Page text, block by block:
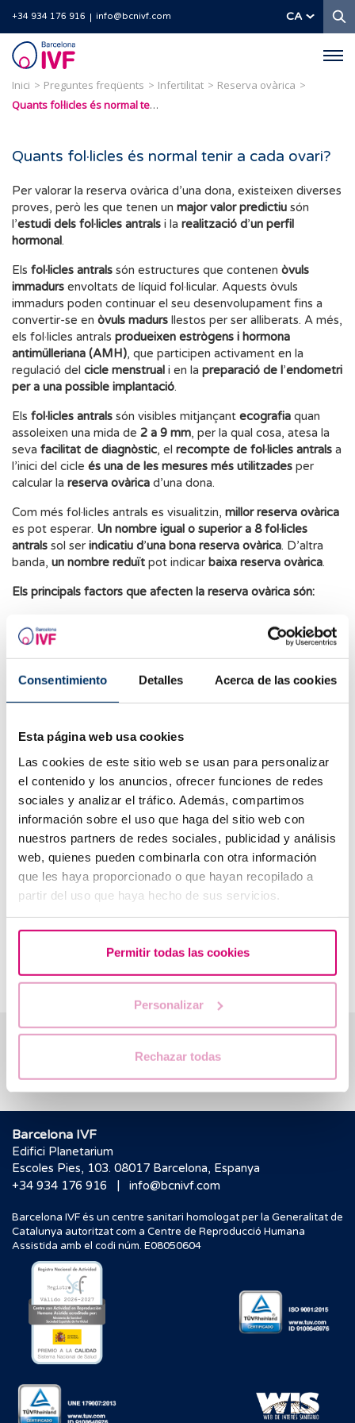
Consentimiento Detalles Acerca de las cookies
Esta página web usa cookies
Las cookies de este sitio web se usan para personalizar
el contenido y los anuncios, ofrecer funciones de redes
sociales y analizar el tráfico. Además, compartimos
información sobre el uso que haga del sitio web con
nuestros partners de redes sociales, publicidad y análisis
web, quienes pueden combinarla con otra información
que les haya proporcionado o que hayan recopilado a
partir del uso que haya hecho de sus servicios.
Permitir todas las cookies
Personalizar
Rechazar todas
+34 934 176 916 info@bcnivf.com CA
Barcelona
IVF
Inici Preguntes freqüents Infertilitat
Reserva ovàrica
Quants fol·licles és normal tenir a cada ovari?
Quants fol·licles és normal tenir a cada ovari?
Per valorar la reserva ovàrica d’una dona, existeixen diverses
proves, però les que tenen un major valor predictiu són
l’estudi dels fol·licles antrals i la realització d’un perfil
hormonal.
Els fol·licles antrals són estructures que contenen òvuls
immadurs envoltats de líquid fol·licular. Aquests òvuls
immadurs poden continuar el seu desenvolupament fins a
convertir-se en òvuls madurs llestos per ser alliberats. A més,
els fol·licles antrals produeixen estrògens i hormona
antimülleriana (AMH), que participen activament en la
regulació del cicle menstrual i en la preparació de l’endometri
per a una possible implantació.
Els fol·licles antrals són visibles mitjançant ecografia quan
assoleixen una mida de 2 a 9 mm, per la qual cosa, atesa la
seva facilitat de diagnòstic, el recompte de fol·licles antrals a
l’inici del cicle és una de les mesures més utilitzades per
calcular la reserva ovàrica d’una dona.
Com més fol·licles antrals es visualitzin, millor reserva ovàrica
es pot esperar. Un nombre igual o superior a 8 fol·licles
antrals sol ser indicatiu d’una bona reserva ovàrica. D’altra
banda, un nombre reduït pot indicar baixa reserva ovàrica.
Els principals factors que afecten la reserva ovàrica són:
amb el pas dels anys. A partir dels
35 - 40 anys,
Factors genètics:
hi ha factors genètics que poden
influir en el ritme d’esgotament dels òvuls.
Tabac, consum d’alcohol, mala alimentació i estrès
ovàrica.
Diverses condicions mèdiques:lasíndrome de l’ovari
poliquísticol’endometriosipoden influir en la reserva
ovàrica. A més,certes malalties autoimmunitàries,
infeccions pèlviquesi malalties que afecten l’equilibri
hormonal
poden repercutir en la funció ovàrica.
Tractaments mèdics:la quimioteràpia i la radioteràpia
especialment quan afecten la zona pèlvica, poden
reduir significativament la reserva ovàrica. Així mateix,
les cirurgies ovàriquespoden disminuir la quantitat de
T’ajudem a resoldre els teus dubtes
Barcelona IVF
Edifici Planetarium
Escoles Pies, 103. 08017 Barcelona, Espanya
+34 934 176 916
| info@bcnivf.com
Barcelona IVF és un centre sanitari homologat per la Generalitat de
Catalunya autoritzat com a Centre de Reproducció Humana
Assistida amb el codi núm. E08050604